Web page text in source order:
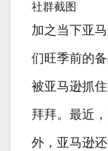
社群截图
加之当下亚
们旺季前的
被亚马逊抓
拜拜。最近
外，亚马逊